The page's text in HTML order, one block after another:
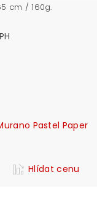
cm / 160g.
Pastel Paper
Hlídat cenu